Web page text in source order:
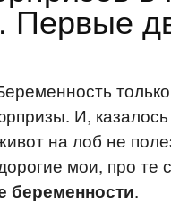
Первые
И,
на лоб не
мои, про те
беременности.